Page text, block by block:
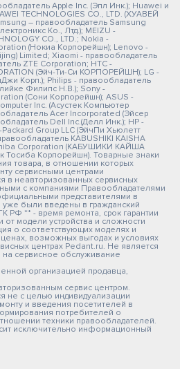
Apple Inc. (Эпл Инк.); Huawei и
TECHNOLOGIES CO., LTD. (ХУАВЕЙ
– правообладатель Samsung
Ко., Лтд.); MEIZU -
CO., LTD.; Nokia -
(Нокиа Корпорейшн); Lenovo -
Limited; Xiaomi - правообладатель
ZTE Corporation; HTC -
(Эйч-Ти-Си КОРПОРЕЙШН); LG -
Корп.); Philips - правообладатель
Филипс Н.В.); Sony -
(Сони Корпорейшн); ASUS -
Inc. (Асустек Компьютер
Acer Incorporated (Эйсер
Dell Inc.(Делл Инк.); HP -
Group LLC (ЭйчПи Хьюлетт
KABUSHIKI KAISHA
Corporation (КАБУШИКИ КАЙША
Корпорейшн). Товарные знаки
товара, в отношении которых
сервисными центрами
в неавторизованных сервисных
с компаниями Правообладателями
представителями в
были введены в гражданский
РФ ** - время ремонта, срок гарантии
от модели устройства и сложности
о соответствующих моделях и
возможных выгодах и условиях
центрах Pedant.ru. Не является
сервисное обслуживание
организацией продавца,
сервис центром.
не с целью индивидуализации
и введения посетителей в
потребителей о
техники правообладателей.
исключительно информационный